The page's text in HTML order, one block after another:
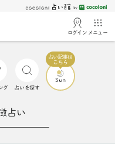
ログイン メニュー
グ 占いを探す
占い